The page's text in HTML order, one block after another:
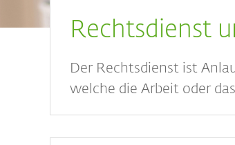
Rechtsdienst
Der Rechtsdienst ist
welche die Arbeit oder